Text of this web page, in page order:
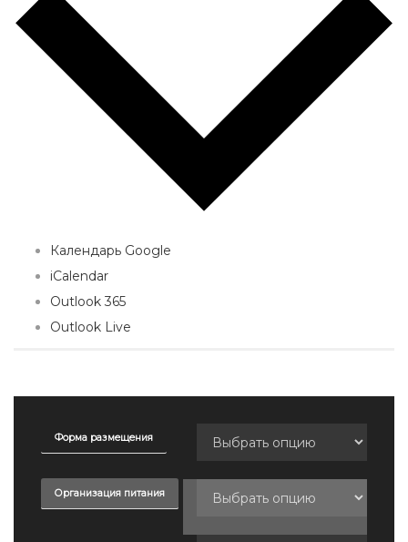
Календарь Google
iCalendar
Outlook 365
Outlook Live
Форма размещения
Организация питания